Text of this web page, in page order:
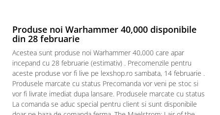
Paints & Tools
Starter Sets
Books and Codex
Accesorii
Figurine
Star Wars figurine
Produse noi Warhammer 40,000 disponibile
din 28 februarie
Acestea sunt produse noi Warhammer 40,000 care apar
incepand cu 28 februarie (estimativ) . Precomenzile pentru
aceste produse vor fi live pe lexshop.ro sambata, 14 februarie .
Produsele marcate cu status Precomanda vor veni pe stoc si
vor fi livrate imediat dupa lansare. Produsele marcate cu status
La comanda se aduc special pentru client si sunt disponibile